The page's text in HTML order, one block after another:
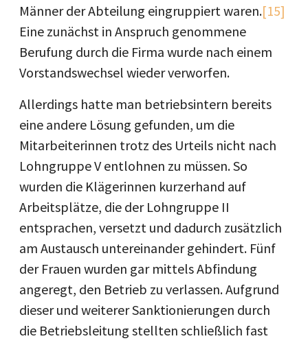
Männer der Abteilung eingruppiert waren.[15]
Eine zunächst in Anspruch genommene
Berufung durch die Firma wurde nach einem
Vorstandswechsel wieder verworfen.
Allerdings hatte man betriebsintern bereits
eine andere Lösung gefunden, um die
Mitarbeiterinnen trotz des Urteils nicht nach
Lohngruppe V entlohnen zu müssen. So
wurden die Klägerinnen kurzerhand auf
Arbeitsplätze, die der Lohngruppe II
entsprachen, versetzt und dadurch zusätzlich
am Austausch untereinander gehindert. Fünf
der Frauen wurden gar mittels Abfindung
angeregt, den Betrieb zu verlassen. Aufgrund
dieser und weiterer Sanktionierungen durch
die Betriebsleitung stellten schließlich fast